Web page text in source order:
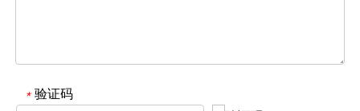
* 验证码